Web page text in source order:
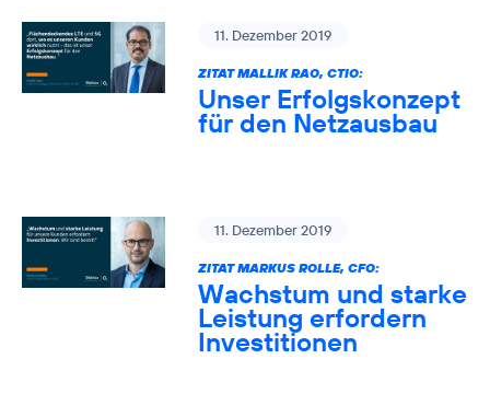
11. Dezember 2019
ZITAT MALLIK RAO, CTIO:
Unser Erfolgskonzept
für den Netzausbau
11. Dezember 2019
ZITAT MARKUS ROLLE, CFO:
Wachstum und starke
Leistung erfordern
Investitionen